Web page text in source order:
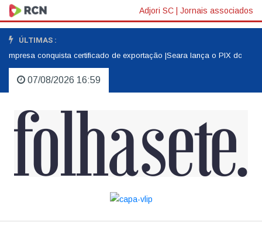
Adjori SC | Jornais associados
ÚLTIMAS :
Empresa conquista certificado de exportação | Seara lança o PIX do Agro
07/08/2026 16:59